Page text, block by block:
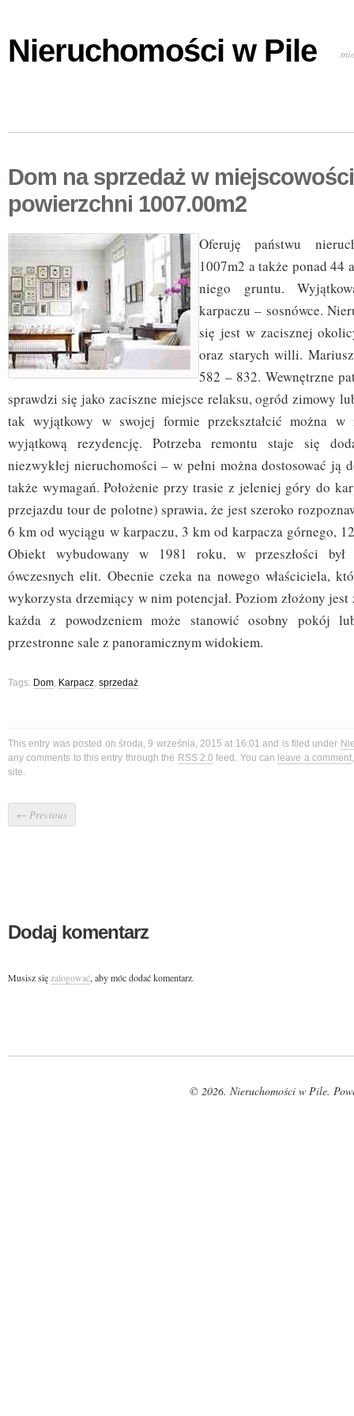
Nieruchomości w Pile
Dom na sprzedaż w
powierzchni 1007.00m2
Oferuję państwu
1007m2 a także ponad 44
niego gruntu.
karpaczu – sosnówce.
się jest w zacisznej
oraz starych willi.
582 – 832. Wewnętrzne
sprawdzi się jako zaciszne miejsce relaksu, ogród zimowy
tak wyjątkowy w swojej formie przekształcić można w
wyjątkową rezydencję. Potrzeba remontu staje się
niezwykłej nieruchomości – w pełni można dostosować ją
także wymagań. Położenie przy trasie z jeleniej góry do
przejazdu tour de polotne) sprawia, że jest szeroko
6 km od wyciągu w karpaczu, 3 km od karpacza górnego,
Obiekt wybudowany w 1981 roku, w przeszłości
ówczesnych elit. Obecnie czeka na nowego właściciela,
wykorzysta drzemiący w nim potencjał. Poziom złożony
każda z powodzeniem może stanowić osobny pokój
przestronne sale z panoramicznym widokiem.
Tags: Dom, Karpacz, sprzedaż
This entry was posted on środa, 9 września, 2015 at 16:01 and is filed under
any comments to this entry through the RSS 2.0 feed. You can leave a comment
site.
← Previous
Dodaj komentarz
Musisz sięzalogować, aby móc dodać komentarz.
© 2026. Nieruchomości w Pile.